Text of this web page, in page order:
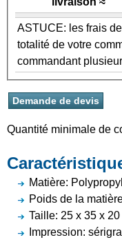
ASTUCE: les frais
totalité de votre
commandant
Quantité minimale de
Matière:
Poids de la
Taille: 25 x 35 x 20
Impression: